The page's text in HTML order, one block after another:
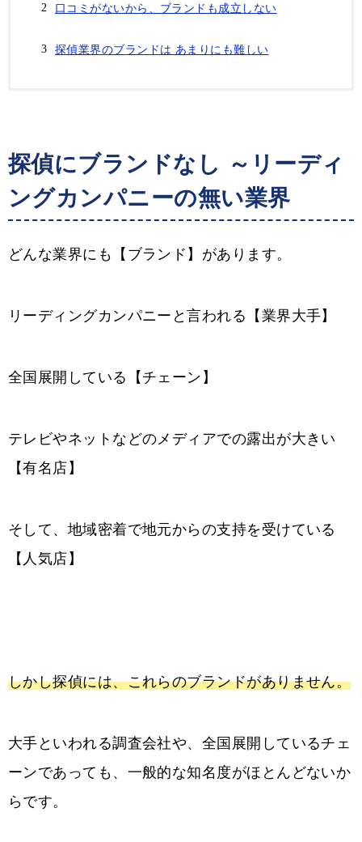
口コミがないから、ブランドも成立しない
探偵業界のブランドは あまりにも難しい
探偵にブランドなし ～リーディ
ングカンパニーの無い業界
どんな業界にも【ブランド】があります。
リーディングカンパニーと言われる【業界大手】
全国展開している【チェーン】
テレビやネットなどのメディアでの露出が大きい
【有名店】
そして、地域密着で地元からの支持を受けている
【人気店】
しかし探偵には、これらのブランドがありません。
大手といわれる調査会社や、全国展開しているチェ
ーンであっても、一般的な知名度がほとんどないか
らです。